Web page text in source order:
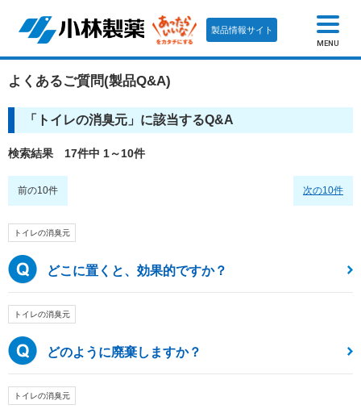
製品情報サイト
MENU
よくあるご質問(製品Q&A)
「 トイレの消臭元 」に該当するQ&A
検索結果 17件中 1～10件
前の10件 次の10件
トイレの消臭元
どこに置くと、効果的ですか？
トイレの消臭元
どのように廃棄しますか？
トイレの消臭元